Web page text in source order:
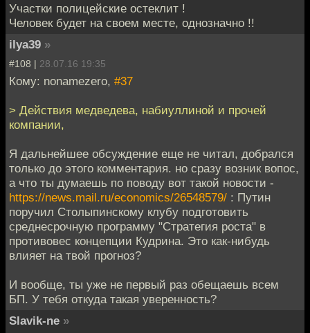
Участки полицейские остеклит !
Человек будет на своем месте, однозначно !!
ilya39 »
#108 | 28.07.16 19:35
Кому: nonamezero, #37
> Действия медведева, набиуллиной и прочей
компании,
Я дальнейшее обсуждение еще не читал, добрался
только до этого комментария. но сразу возник вопос,
а что ты думаешь по поводу вот такой новости -
https://news.mail.ru/economics/26548579/ : Путин
поручил Столыпинскому клубу подготовить
среднесрочную программу "Стратегия роста" в
противовес концепции Кудрина. Это как-нибудь
влияет на твой прогноз?
И вообще, ты уже не первый раз обещаешь всем
БП. У тебя откуда такая уверенность?
Slavik-ne »